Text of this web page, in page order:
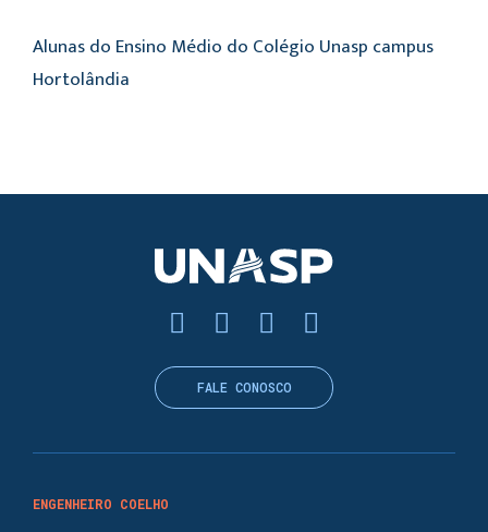
Alunas do Ensino Médio do Colégio Unasp campus
Hortolândia
ENGENHEIRO COELHO
FALE CONOSCO